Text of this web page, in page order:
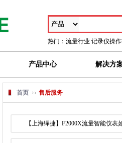
热门： 流量行业 记录仪操
产品中心 解决方
首页 售后服务
【上海绎捷】F2000X流量智能仪